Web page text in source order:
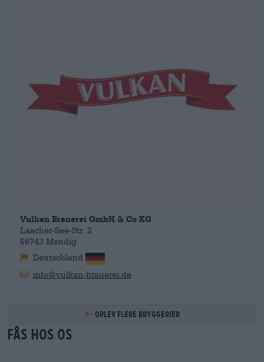
dedikation til naturpleje er drivkræfterne bag hendes daglige
arbejde på bryggeriet. Holdet har formået balancegangen
mellem stabilitet og forandring som intet andet tysk bryggeri.
Vulkan Brauerei GmbH & Co KG
Laacher-See-Str. 2
56743 Mendig
Deutschland
info@vulkan-brauerei.de
Oplev flere bryggerier
Fås hos os